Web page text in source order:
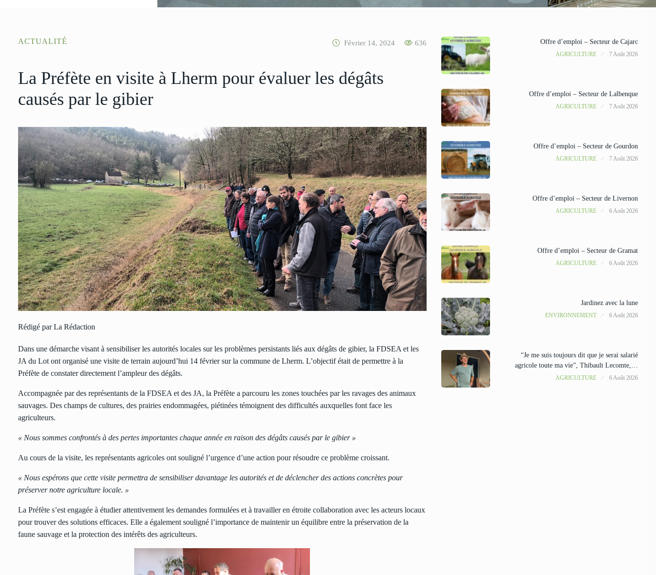
ACTUALITÉ Février 14, 2024 636
La Préfète en visite à Lherm pour évaluer les dégâts
causés par le gibier
Rédigé par La Rédaction
Dans une démarche visant à sensibiliser les autorités locales sur les problèmes persistants liés aux dégâts de gibier, la FDSEA et les
JA du Lot ont organisé une visite de terrain aujourd’hui 14 février sur la commune de Lherm. L’objectif était de permettre à la
Préfète de constater directement l’ampleur des dégâts.
Accompagnée par des représentants de la FDSEA et des JA, la Préfète a parcouru les zones touchées par les ravages des animaux
sauvages. Des champs de cultures, des prairies endommagées, piétinées témoignent des difficultés auxquelles font face les
agriculteurs.
« Nous sommes confrontés à des pertes importantes chaque année en raison des dégâts causés par le gibier »
Au cours de la visite, les représentants agricoles ont souligné l’urgence d’une action pour résoudre ce problème croissant.
« Nous espérons que cette visite permettra de sensibiliser davantage les autorités et de déclencher des actions concrètes pour
préserver notre agriculture locale. »
La Préfète s’est engagée à étudier attentivement les demandes formulées et à travailler en étroite collaboration avec les acteurs locaux
pour trouver des solutions efficaces. Elle a également souligné l’importance de maintenir un équilibre entre la préservation de la
faune sauvage et la protection des intérêts des agriculteurs.
Offre d’emploi – Secteur de Cajarc
AGRICULTURE 7 Août 2026
Offre d’emploi – Secteur de Lalbenque
AGRICULTURE 7 Août 2026
Offre d’emploi – Secteur de Gourdon
AGRICULTURE 7 Août 2026
Offre d’emploi – Secteur de Livernon
AGRICULTURE 6 Août 2026
Offre d’emploi – Secteur de Gramat
AGRICULTURE 6 Août 2026
Jardinez avec la lune
ENVIRONNEMENT 6 Août 2026
“Je me suis toujours dit que je serai salarié
agricole toute ma vie”, Thibault Lecomte,…
AGRICULTURE 6 Août 2026